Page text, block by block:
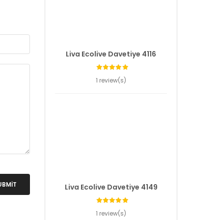
Liva Ecolive Davetiye 4116
1 review(s)
Liva Ecolive Davetiye 4149
1 review(s)